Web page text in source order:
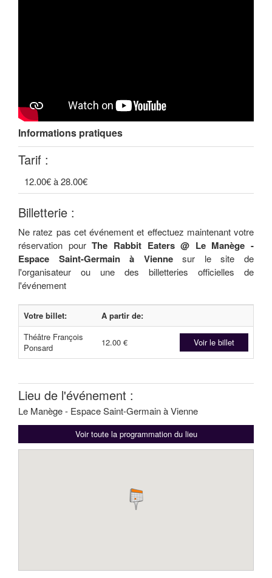
Informations pratiques
Tarif :
12.00€ à 28.00€
Billetterie :
Ne ratez pas cet événement et effectuez maintenant votre
réservation pourThe Rabbit Eaters @ Le Manège -
Espace Saint-Germain à Viennesur le site de
l'organisateur ou une des billetteries officielles de
l'événement
Votre billet:
A partir de:
Théâtre François
Ponsard
12.00 € Voir le billet
Lieu de l'événement :
Le Manège - Espace Saint-Germain à Vienne
Voir toute la programmation du lieu